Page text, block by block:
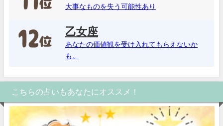
大事なものを失う可能性あり
乙女座
あなたの価値観を受け入れてもらえないか
も。
こちらの占いもあなたにオススメ！